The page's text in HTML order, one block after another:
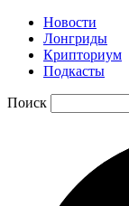
Новости
Лонгриды
Крипториум
Подкасты
Поиск